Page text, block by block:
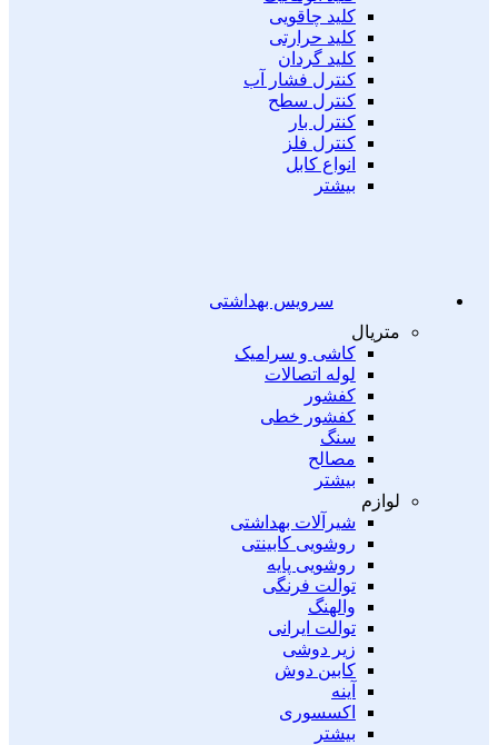
کلید چاقویی
کلید حرارتی
کلید گردان
کنترل فشار آب
کنترل سطح
کنترل بار
کنترل فلز
انواع کابل
بیشتر
سرویس بهداشتی
متریال
کاشی و سرامیک
لوله اتصالات
کفشور
کفشور خطی
سنگ
مصالح
بیشتر
لوازم
شیرآلات بهداشتی
روشویی کابینتی
روشویی پایه
توالت فرنگی
والهنگ
توالت ایرانی
زیر دوشی
کابین دوش
آینه
اکسسوری
بیشتر